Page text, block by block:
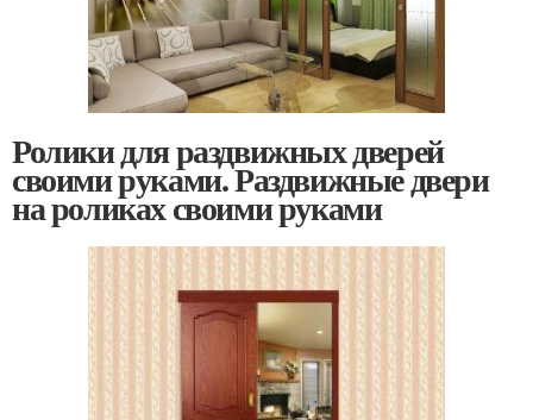
Ролики для раздвижных дверей
своими руками. Раздвижные двери
на роликах своими руками